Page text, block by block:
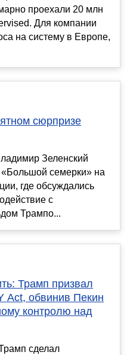
проехали 20 млн
Для компании
на систему в Европе,
сюрпризе
Зеленский
семерки» на
где обсуждались
с
Трампо...
Трамп призвал
Act, обвинив Пекин
контролю над
сделал